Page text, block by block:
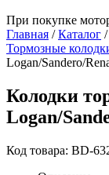
При покупке
Главная /Каталог /
Тормозные
Logan/Sandero/
Колодки
Logan/
Код товара: BD-